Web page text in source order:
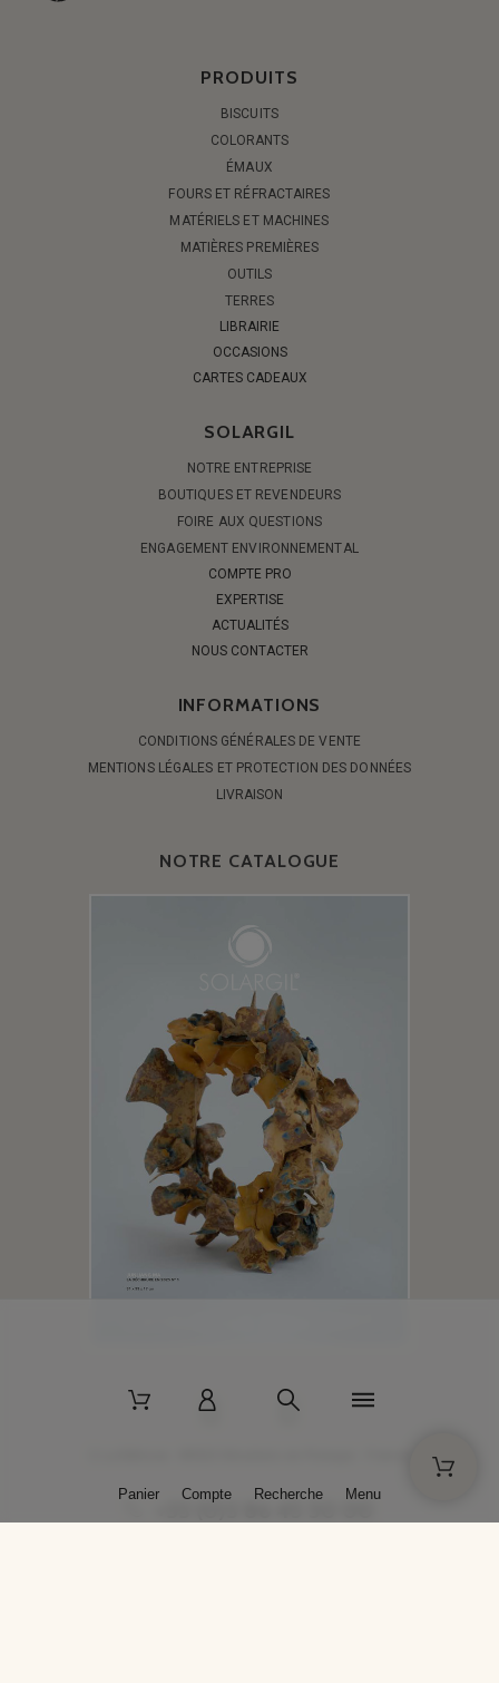
PRODUITS
BISCUITS
COLORANTS
ÉMAUX
FOURS ET RÉFRACTAIRES
MATÉRIELS ET MACHINES
MATIÈRES PREMIÈRES
OUTILS
TERRES
LIBRAIRIE
OCCASIONS
CARTES CADEAUX
SOLARGIL
NOTRE ENTREPRISE
BOUTIQUES ET REVENDEURS
FOIRE AUX QUESTIONS
ENGAGEMENT ENVIRONNEMENTAL
COMPTE PRO
EXPERTISE
ACTUALITÉS
NOUS CONTACTER
INFORMATIONS
CONDITIONS GÉNÉRALES DE VENTE
MENTIONS LÉGALES ET PROTECTION DES DONNÉES
LIVRAISON
NOTRE CATALOGUE
+33 (0)3 86 45 50 00
Panier Compte Recherche Menu